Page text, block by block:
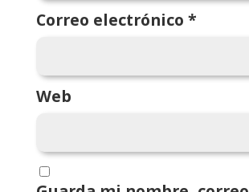
Correo electrónico *
Web